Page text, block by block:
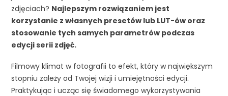
zdjęciach? Najlepszym rozwiązaniem jest
korzystanie z własnych presetów lub LUT-ów oraz
stosowanie tych samych parametrów podczas
edycji serii zdjęć.
Filmowy klimat w fotografii to efekt, który w największym
stopniu zależy od Twojej wizji i umiejętności edycji.
Praktykując i ucząc się świadomego wykorzystywania